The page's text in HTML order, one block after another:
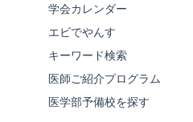
学会カレンダー
エビでやんす
キーワード検索
医師ご紹介プログラム
医学部予備校を探す